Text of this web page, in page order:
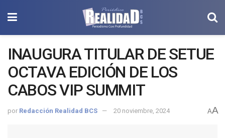
INAUGURA TITULAR DE SETUE
OCTAVA EDICIÓN DE LOS
CABOS VIP SUMMIT
por Redacción Realidad BCS 20 noviembre, 2024 AA